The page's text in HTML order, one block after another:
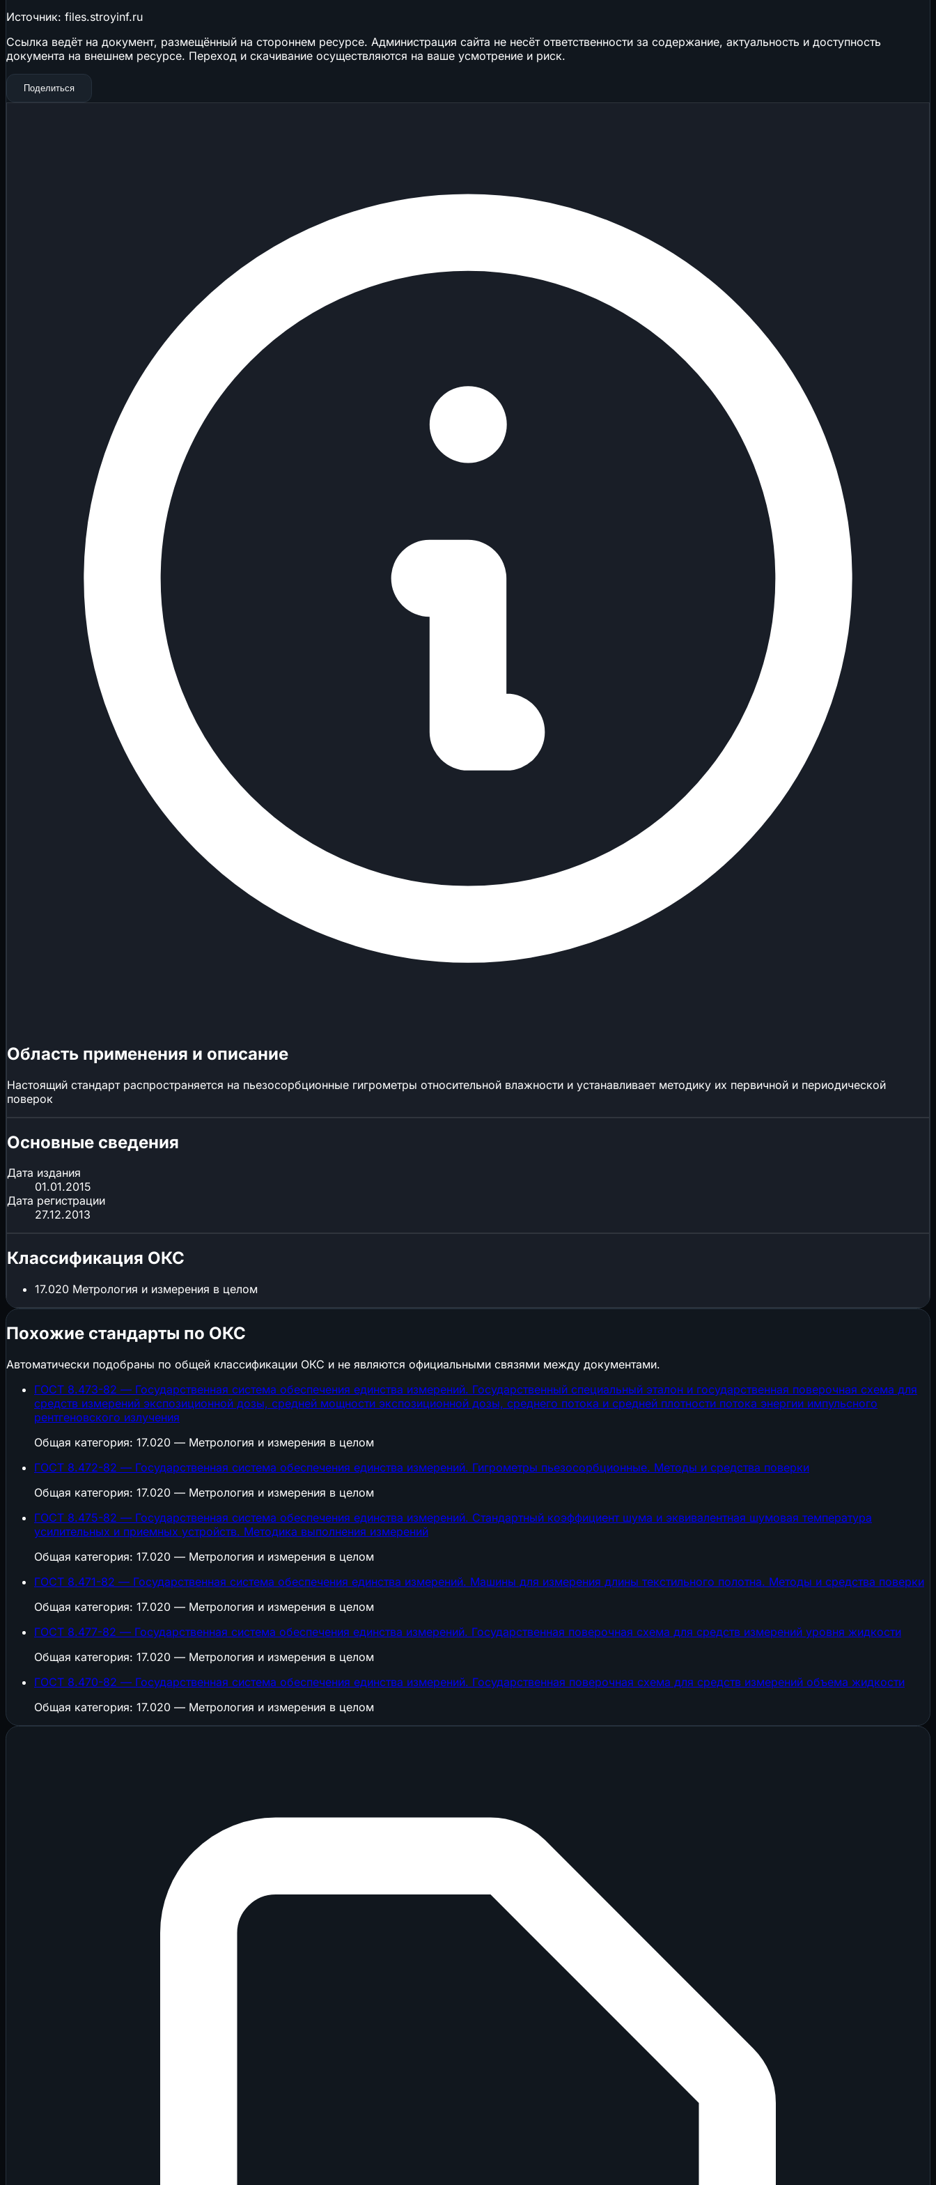
Источник: files.stroyinf.ru
Ссылка ведёт на документ, размещённый на стороннем ресурсе. Администрация сайта не несёт ответственности за содержание, актуальность и доступность
документа на внешнем ресурсе. Переход и скачивание осуществляются на ваше усмотрение и риск.
Поделиться
Область применения и описание
Настоящий стандарт распространяется на пьезосорбционные гигрометры относительной влажности и устанавливает методику их первичной и периодической
поверок
Основные сведения
Дата издания
01.01.2015
Дата регистрации
27.12.2013
Классификация ОКС
17.020 Метрология и измерения в целом
Похожие стандарты по ОКС
Автоматически подобраны по общей классификации ОКС и не являются официальными связями между документами.
ГОСТ 8.473-82 — Государственная система обеспечения единства измерений. Государственный специальный эталон и государственная поверочная схема для
средств измерений экспозиционной дозы, средней мощности экспозиционной дозы, среднего потока и средней плотности потока энергии импульсного
рентгеновского излучения
Общая категория: 17.020 — Метрология и измерения в целом
ГОСТ 8.472-82 — Государственная система обеспечения единства измерений. Гигрометры пьезосорбционные. Методы и средства поверки
Общая категория: 17.020 — Метрология и измерения в целом
ГОСТ 8.475-82 — Государственная система обеспечения единства измерений. Стандартный коэффициент шума и эквивалентная шумовая температура
усилительныx и приемных устройств. Методика выполнения измерений
Общая категория: 17.020 — Метрология и измерения в целом
ГОСТ 8.471-82 — Государственная система обеспечения единства измерений. Машины для измерения длины текстильного полотна. Методы и средства поверки
Общая категория: 17.020 — Метрология и измерения в целом
ГОСТ 8.477-82 — Государственная система обеспечения единства измерений. Государственная поверочная схема для средств измерений уровня жидкости
Общая категория: 17.020 — Метрология и измерения в целом
ГОСТ 8.470-82 — Государственная система обеспечения единства измерений. Государственная поверочная схема для средств измерений объема жидкости
Общая категория: 17.020 — Метрология и измерения в целом